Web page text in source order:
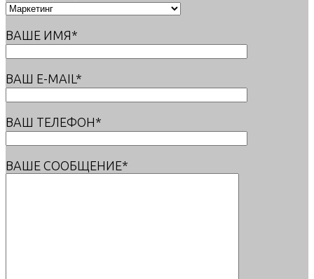
ВАШЕ ИМЯ*
ВАШ E-MAIL*
ВАШ ТЕЛЕФОН*
ВАШЕ СООБЩЕНИЕ*